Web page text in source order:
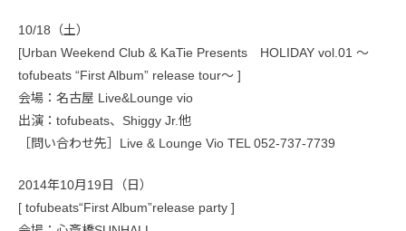
10/18（土）
[Urban Weekend Club & KaTie Presents HOLIDAY vol.01 ～
tofubeats “First Album” release tour～ ]
会場：名古屋 Live&Lounge vio
出演：tofubeats、Shiggy Jr.他
［問い合わせ先］Live & Lounge Vio TEL 052-737-7739
2014年10月19日（日）
[ tofubeats“First Album”release party ]